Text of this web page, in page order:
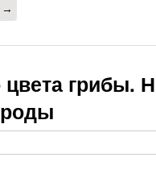
→
цвета грибы.